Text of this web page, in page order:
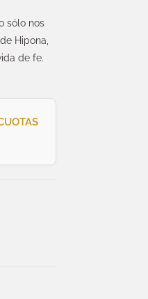
sólo nos
Hipona,
de fe.